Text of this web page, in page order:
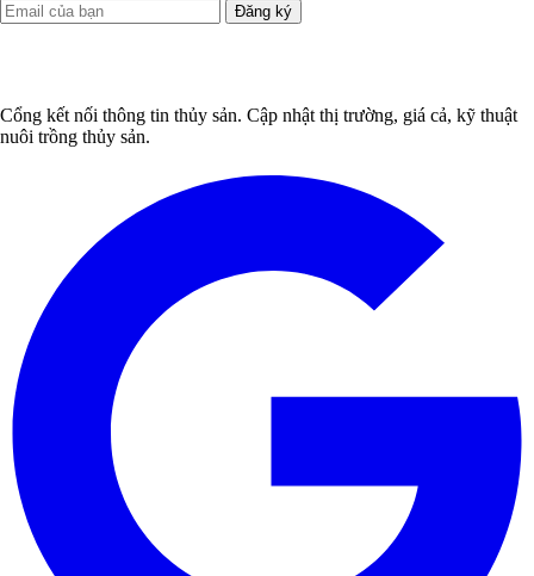
Đăng ký
Cổng kết nối thông tin thủy sản. Cập nhật thị trường, giá cả, kỹ thuật
nuôi trồng thủy sản.